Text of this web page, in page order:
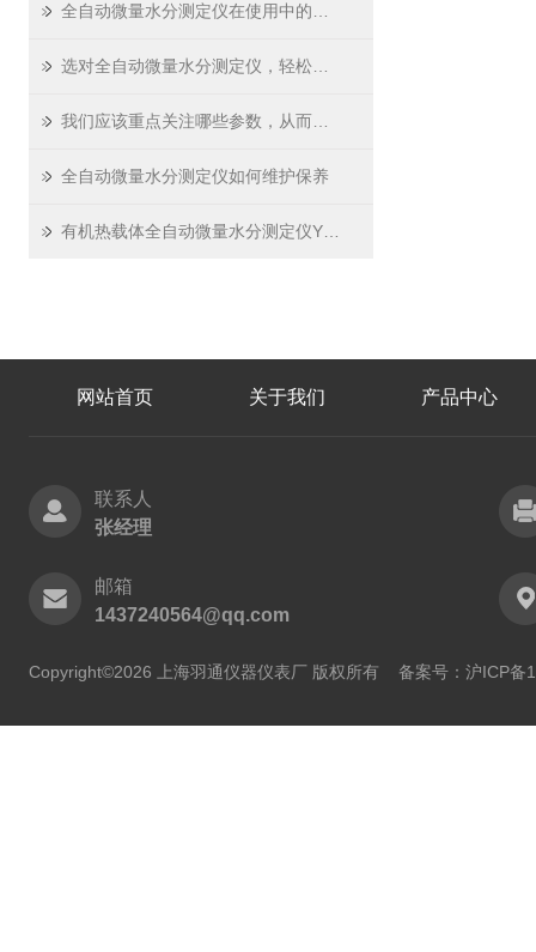
全自动微量水分测定仪如何维护保养
网站首页 关于我们 产品中心
联系人
张经理
邮箱
1437240564@qq.com
Copyright©2026 上海羽通仪器仪表厂 版权所有 备案号：沪ICP备